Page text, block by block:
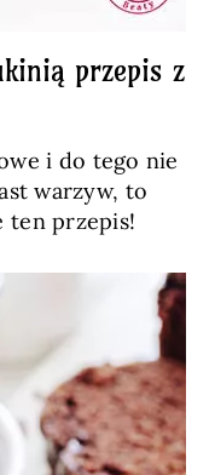
przepis z
i do tego nie
warzyw, to
ten przepis!